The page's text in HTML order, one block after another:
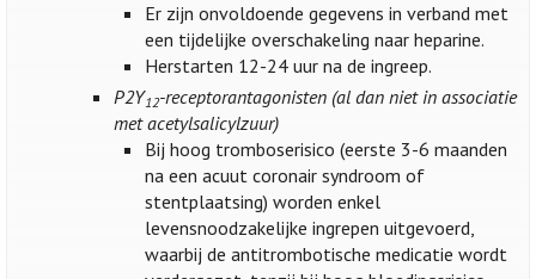
Er zijn onvoldoende gegevens in verband met
een tijdelijke overschakeling naar heparine.
Herstarten 12-24 uur na de ingreep.
P2Y12-receptorantagonisten (al dan niet in associatie
met acetylsalicylzuur)
Bij hoog tromboserisico (eerste 3-6 maanden
na een acuut coronair syndroom of
stentplaatsing) worden enkel
levensnoodzakelijke ingrepen uitgevoerd,
waarbij de antitrombotische medicatie wordt